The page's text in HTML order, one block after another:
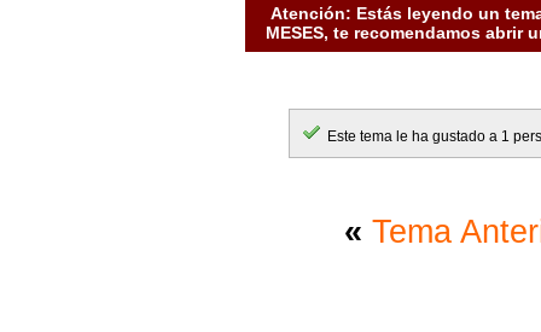
Atención: Estás leyendo un
MESES, te recomendamos abrir
Este tema le ha gustado a 1
« Tema